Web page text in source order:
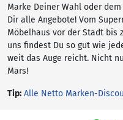
Marke Deiner Wahl oder
Dir alle Angebote! Vom
Möbelhaus vor der Stadt bis
uns findest Du so gut wie
weit das Auge reicht. Nicht
Mars!
Tip: Alle Netto Marken-